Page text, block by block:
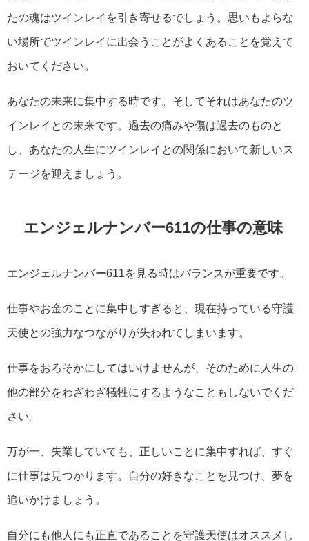
たの魂はツインレイを引き寄せるでしょう。思いもよらな
い場所でツインレイに出会うことがよくあることを覚えて
おいてください。
あなたの未来に集中する時です。そしてそれはあなたのツ
インレイとの未来です。過去の痛みや傷は過去のものと
し、あなたの人生にツインレイとの関係において新しいス
テージを迎えましょう。
エンジェルナンバー611の仕事の意味
エンジェルナンバー611を見る時はバランスが重要です。
仕事やお金のことに集中しすぎると、現在持っている守護
天使との強力なつながりが失われてしまいます。
仕事をおろそかにしてはいけませんが、そのために人生の
他の部分をわざわざ犠牲にするようなこともしないでくだ
さい。
万が一、失業していても、正しいことに集中すれば、すぐ
に仕事は見つかります。自分の好きなことを見つけ、夢を
追いかけましょう。
自分にも他人にも正直であることを守護天使はオススメし